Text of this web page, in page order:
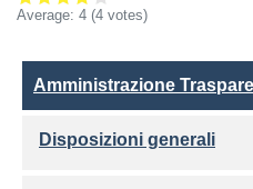
Average: 4 (4 votes)
Amministrazione
Amministrazione
Disposizioni generali